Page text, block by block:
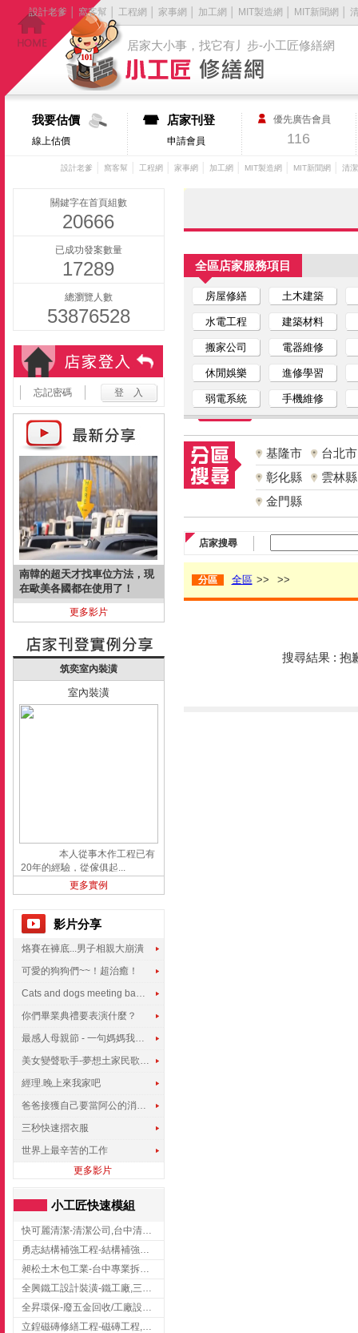
居家大小事，找它有丿步-小工匠修繕網
設計老爹 窩客幫 工程網 家事網 加工網 MIT製造網 MIT新聞網
我要估價
線上估價
店家刊登
申請會員
優先廣告會員
116
設計老爹 窩客幫 工程網 家事網 加工網 MIT製造網 MIT新聞網 清
關鍵字在首頁組數
20666
已成功發案數量
17289
總瀏覽人數
53876528
忘記密碼
南韓的超天才找車位方法，現
在歐美各國都在使用了！
更多影片
筑奕室內裝潢
室內裝潢
本人從事木作工程已有
20年的經驗，從傢俱起...
更多實例
影片分享
烙賽在褲底...男子相親大崩潰
可愛的狗狗們~~！超治癒！
Cats and dogs meeting babies for the first time
你們畢業典禮要表演什麼？
最感人母親節 - 一句媽媽我愛你
美女變聲歌手-夢想土家民歌傳遍世界
經理.晚上來我家吧
爸爸接獲自己要當阿公的消息，反應史上最可愛!!!
三秒快速摺衣服
世界上最辛苦的工作
更多影片
小工匠快速模組
快可麗清潔-清潔公司,台中清潔公司,台中居家清潔
勇志結構補強工程-結構補強工程 ,桃園結構補強工程,龍潭結構補強工程
昶松土木包工業-台中專業拆除工程/挖土機出租
全興鐵工設計裝潢-鐵工廠,三峽鐵工廠,台北鐵工廠
全昇環保-廢五金回收/工廠設備收購/機械設備回收/高價收購廠房設備
立鍠磁磚修繕工程-磁磚工程,磁磚修補,新竹磁磚工程
全區店家服務項目
房屋修繕 土木建築
水電工程 建築材料
搬家公司 電器維修
休閒娛樂 進修學習
弱電系統 手機維修
基隆市
台北市
彰化縣
雲林縣
金門縣
店家搜尋
分區 全區 >> >>
搜尋結果 : 抱